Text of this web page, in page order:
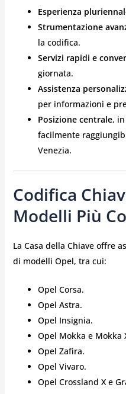
Esperienza
Strumentazione
la codifica.
Servizi rapidi e
giornata.
Assistenza
per informazioni e
Posizione centrale, in
facilmente
Venezia.
Codifica
Modelli Più
La Casa della Chiave offre
di modelli Opel, tra cui:
Opel Corsa.
Opel Astra.
Opel Insignia.
Opel Mokka e Mokka
Opel Zafira.
Opel Vivaro.
Opel Crossland X e